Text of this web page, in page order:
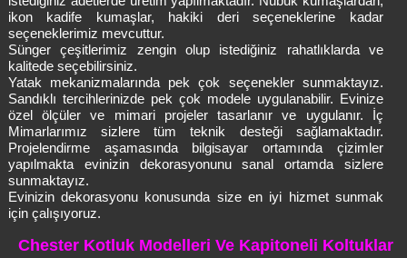
ikon kadife kumaşlar, hakiki deri seçeneklerine kadar
seçeneklerimiz mevcuttur.
Sünger çeşitlerimiz zengin olup istediğiniz rahatlıklarda ve
kalitede seçebilirsiniz.
Yatak mekanizmalarında pek çok seçenekler sunmaktayız.
Sandıklı tercihlerinizde pek çok modele uygulanabilir. Evinize
özel ölçüler ve mimari projeler tasarlanır ve uygulanır. İç
Mimarlarımız sizlere tüm teknik desteği sağlamaktadır.
Projelendirme aşamasında bilgisayar ortamında çizimler
yapılmakta evinizin dekorasyonunu sanal ortamda sizlere
sunmaktayız.
Evinizin dekorasyonu konusunda size en iyi hizmet sunmak
için çalışıyoruz.
Chester Kotluk Modelleri Ve Kapitoneli Koltuklar